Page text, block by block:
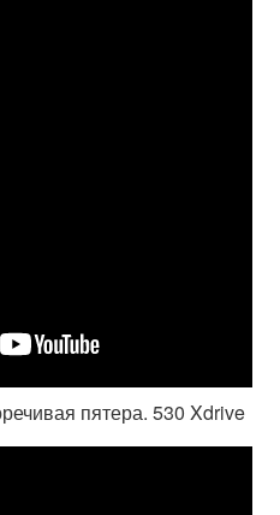
пятера. 530 Xdrive